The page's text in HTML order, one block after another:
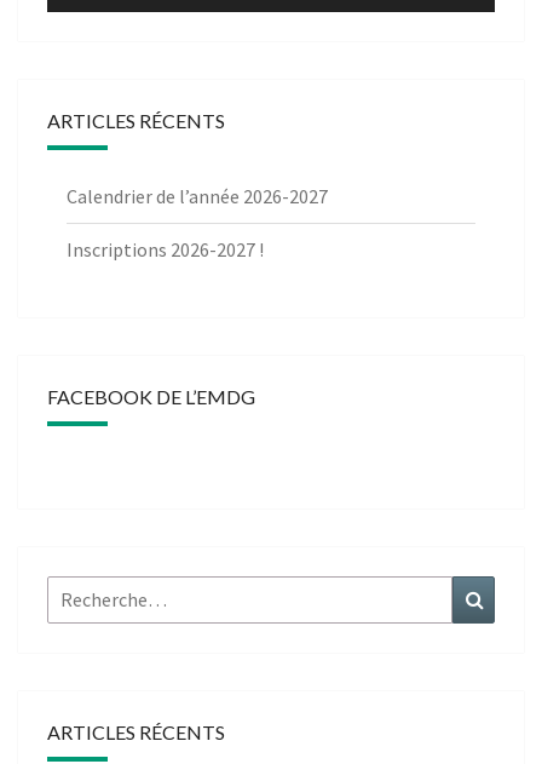
ARTICLES RÉCENTS
Calendrier de l’année 2026-2027
Inscriptions 2026-2027 !
FACEBOOK DE L’EMDG
Rechercher :
ARTICLES RÉCENTS